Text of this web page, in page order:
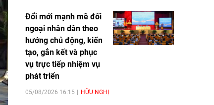
Đổi mới mạnh mẽ đối
ngoại nhân dân theo
hướng chủ động, kiến
tạo, gắn kết và phục
vụ trực tiếp nhiệm vụ
phát triển
05/08/2026 16:15 HỮU NGHỊ